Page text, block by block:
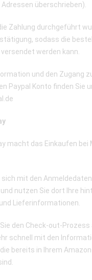
Adressen überschrieben).
Zahlung durchgeführt
sodass die
werden kann.
und den Zugang
Paypal Konto finden Sie
macht das Einkaufen bei
sich mit den
nutzen Sie dort Ihre
Lieferinformationen.
den Check-out-
schnell mit den
bereits in Ihrem